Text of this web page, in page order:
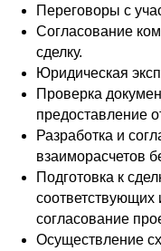
Переговоры с
Согласование
сделку.
Юридическая
Проверка
предоставление
Разработка и
взаиморасчетов
Подготовка к
соответствующих
согласование
Осуществление